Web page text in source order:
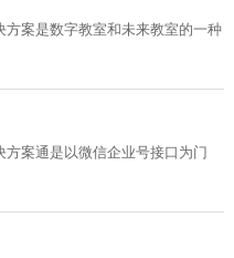
方案是数字教室和未来教室的一种
方案通是以微信企业号接口为门